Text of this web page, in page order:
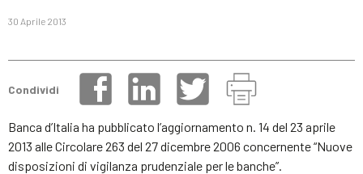
30 Aprile 2013
Condividi
Banca d’Italia ha pubblicato l’aggiornamento n. 14 del 23 aprile
2013 alle Circolare 263 del 27 dicembre 2006 concernente “Nuove
disposizioni di vigilanza prudenziale per le banche”.